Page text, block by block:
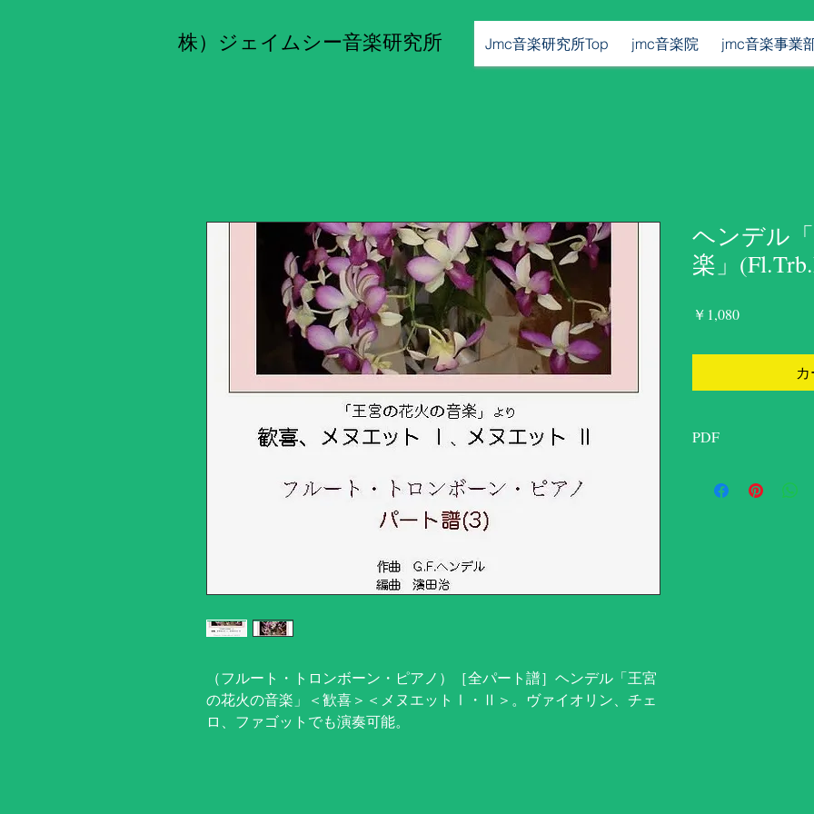
株）ジェイムシー音楽研究所 Jmc音楽研究所Top jmc音楽院 jmc音楽事業
（フルート・トロンボーン・ピアノ）［全パート譜］ヘンデル「王宮
の花火の音楽」＜歓喜＞＜メヌエットⅠ・Ⅱ＞。ヴァイオリン、チェ
ロ、ファゴットでも演奏可能。
ヘンデル
楽」
￥1,080価
PDF
Web検索、Adobeの